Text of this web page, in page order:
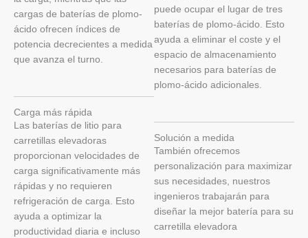
cargas de baterías de plomo-
ácido ofrecen índices de
potencia decrecientes a medida
que avanza el turno.
Carga más rápida
Las baterías de litio para
carretillas elevadoras
proporcionan velocidades de
carga significativamente más
rápidas y no requieren
refrigeración de carga. Esto
ayuda a optimizar la
productividad diaria e incluso
puede ocupar el lugar de tres
baterías de plomo-ácido. Esto
ayuda a eliminar el coste y el
espacio de almacenamiento
necesarios para baterías de
plomo-ácido adicionales.
Solución a medida
También ofrecemos
personalización para maximizar
sus necesidades, nuestros
ingenieros trabajarán para
diseñar la mejor batería para su
carretilla elevadora